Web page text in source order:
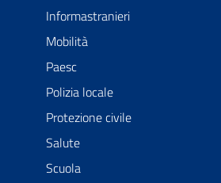
Informastranieri
Mobilità
Paesc
Polizia locale
Protezione civile
Salute
Scuola